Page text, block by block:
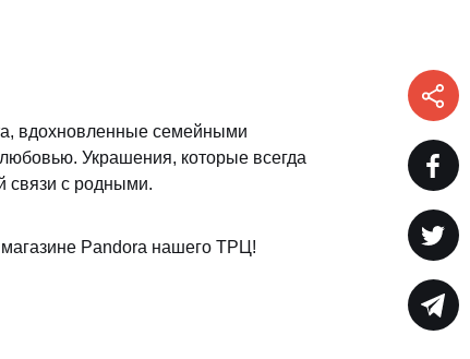
вдохновленные семейными
Украшения, которые всегда
связи с родными.
Pandora нашего ТРЦ!